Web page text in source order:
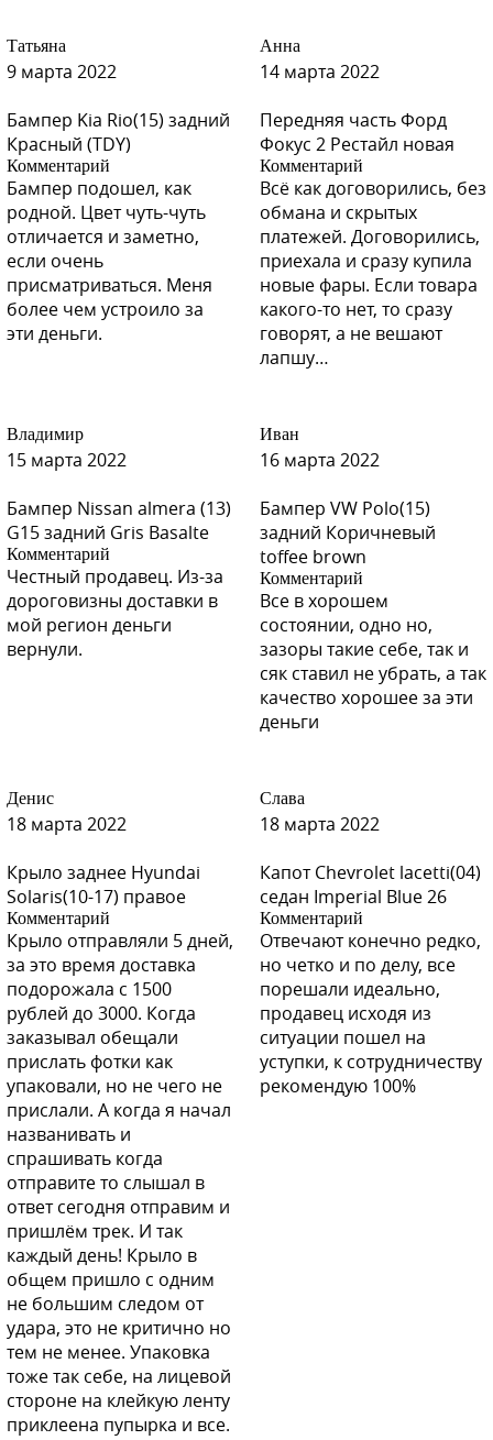
V01 - SINEE NEBO (Синее небо)
V01 - SINEE NEBO (Синее небо)
V01 - SINEE NEBO (Синее небо)
B03 - BLUE (Синий)
B03 - BLUE (Синий)
B03 - BLUE (Синий)
B04 - ATLANTIDA (Атлантида)
B04 - ATLANTIDA (Атлантида)
B04 - ATLANTIDA (Атлантида)
B04 - ATLANTIDA (Атлантида)
Татьяна
9 марта 2022
Бампер Kia Rio(15) задний
Красный (TDY)
Комментарий
Бампер подошел, как
родной. Цвет чуть-чуть
отличается и заметно,
если очень
присматриваться. Меня
более чем устроило за
эти деньги.
Анна
14 марта 2022
Передняя часть Форд
Фокус 2 Рестайл новая
Комментарий
Всё как договорились, без
обмана и скрытых
платежей. Договорились,
приехала и сразу купила
новые фары. Если товара
какого-то нет, то сразу
говорят, а не вешают
лапшу…
Владимир
15 марта 2022
Бампер Nissan almera (13)
G15 задний Gris Basalte
Комментарий
Честный продавец. Из-за
дороговизны доставки в
мой регион деньги
вернули.
Иван
16 марта 2022
Бампер VW Polo(15)
задний Коричневый
toffee brown
Комментарий
Все в хорошем
состоянии, одно но,
зазоры такие себе, так и
сяк ставил не убрать, а так
качество хорошее за эти
деньги
Денис
18 марта 2022
Крыло заднее Hyundai
Solaris(10-17) правое
Комментарий
Крыло отправляли 5 дней,
за это время доставка
подорожала с 1500
рублей до 3000. Когда
заказывал обещали
прислать фотки как
упаковали, но не чего не
прислали. А когда я начал
названивать и
спрашивать когда
отправите то слышал в
ответ сегодня отправим и
пришлём трек. И так
каждый день! Крыло в
общем пришло с одним
не большим следом от
удара, это не критично но
тем не менее. Упаковка
тоже так себе, на лицевой
стороне на клейкую ленту
приклеена пупырка и все.
Слава
18 марта 2022
Капот Chevrolet lacetti(04)
седан Imperial Blue 26
Комментарий
Отвечают конечно редко,
но четко и по делу, все
порешали идеально,
продавец исходя из
ситуации пошел на
уступки, к сотрудничеству
рекомендую 100%